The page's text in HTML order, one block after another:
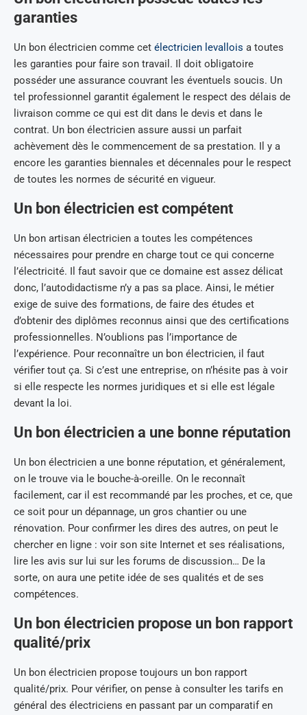
garanties
Un bon électricien comme cet électricien levallois a toutes
les garanties pour faire son travail. Il doit obligatoire
posséder une assurance couvrant les éventuels soucis. Un
tel professionnel garantit également le respect des délais de
livraison comme ce qui est dit dans le devis et dans le
contrat. Un bon électricien assure aussi un parfait
achèvement dès le commencement de sa prestation. Il y a
encore les garanties biennales et décennales pour le respect
de toutes les normes de sécurité en vigueur.
Un bon électricien est compétent
Un bon artisan électricien a toutes les compétences
nécessaires pour prendre en charge tout ce qui concerne
l’électricité. Il faut savoir que ce domaine est assez délicat
donc, l’autodidactisme n’y a pas sa place. Ainsi, le métier
exige de suive des formations, de faire des études et
d’obtenir des diplômes reconnus ainsi que des certifications
professionnelles. N’oublions pas l’importance de
l’expérience. Pour reconnaître un bon électricien, il faut
vérifier tout ça. Si c’est une entreprise, on n’hésite pas à voir
si elle respecte les normes juridiques et si elle est légale
devant la loi.
Un bon électricien a une bonne réputation
Un bon électricien a une bonne réputation, et généralement,
on le trouve via le bouche-à-oreille. On le reconnaît
facilement, car il est recommandé par les proches, et ce, que
ce soit pour un dépannage, un gros chantier ou une
rénovation. Pour confirmer les dires des autres, on peut le
chercher en ligne : voir son site Internet et ses réalisations,
lire les avis sur lui sur les forums de discussion… De la
sorte, on aura une petite idée de ses qualités et de ses
compétences.
Un bon électricien propose un bon rapport
qualité/prix
Un bon électricien propose toujours un bon rapport
qualité/prix. Pour vérifier, on pense à consulter les tarifs en
général des électriciens en passant par un comparatif en